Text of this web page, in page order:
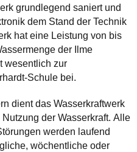
grundlegend saniert und
dem Stand der Technik
hat eine Leistung von bis
der Ilme
wesentlich zur
Schule bei.
dient das Wasserkraftwerk
der Wasserkraft. Alle
werden laufend
wöchentliche oder